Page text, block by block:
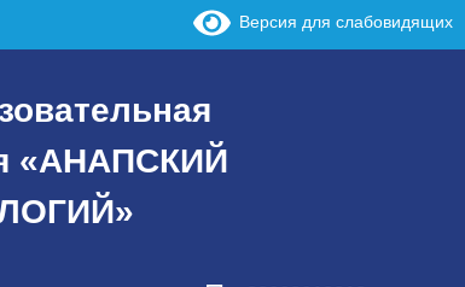
Версия для слабовидящих
«АНАПСКИЙ